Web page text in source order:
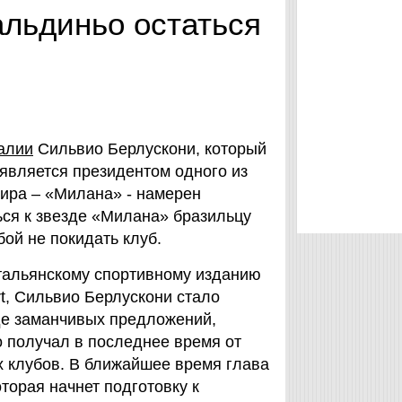
остаться
Сильвио Берлускони, который
президентом одного из
– «Милана» - намерен
к звезде «Милана» бразильцу
не покидать клуб.
спортивному изданию
Сильвио Берлускони стало
заманчивых предложений,
получал в последнее время от
клубов. В ближайшее время глава
начнет подготовку к